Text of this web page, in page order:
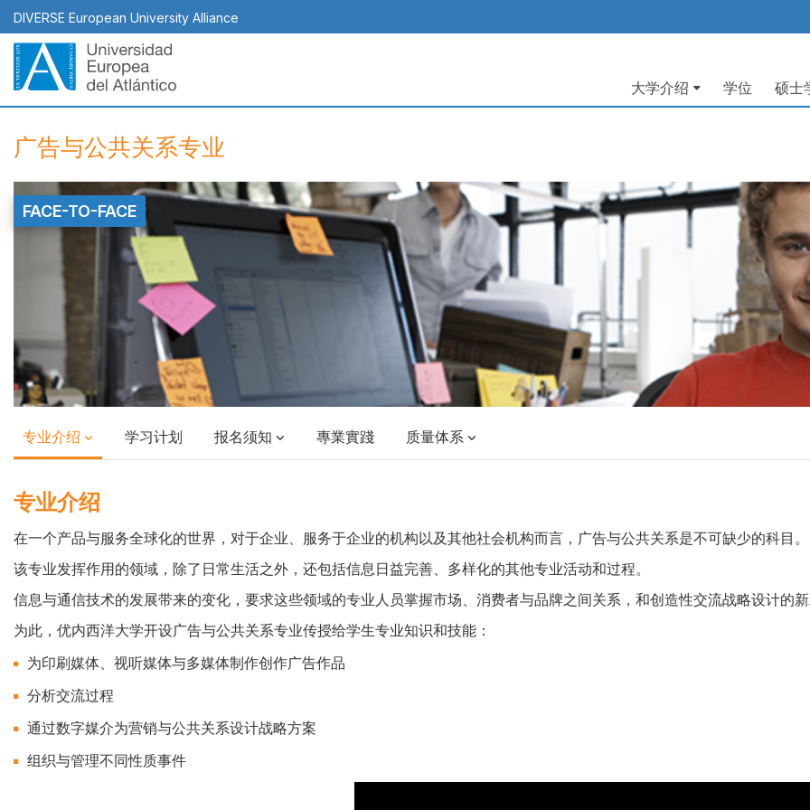
跳
转
到
要
内
DIVERSE European University Alliance
Navegación
大学介绍 学位 硕士
广告与公共关系专业
Top
Banner
FACE-TO-FACE
专业介绍 学习计划 报名须知 專業實踐 质量体系
专业介绍
Cuerpo
在一个产品与服务全球化的世界，对于企业、服务于企业的机构以及其他社会机构而言，广告与公共关系是不可缺少的科目。
该专业发挥作用的领域，除了日常生活之外，还包括信息日益完善、多样化的其他专业活动和过程。
信息与通信技术的发展带来的变化，要求这些领域的专业人员掌握市场、消费者与品牌之间关系，和创造性交流战略设计的
为此，优内西洋大学开设广告与公共关系专业传授给学生专业知识和技能：
为印刷媒体、视听媒体与多媒体制作创作广告作品
分析交流过程
通过数字媒介为营销与公共关系设计战略方案
组织与管理不同性质事件